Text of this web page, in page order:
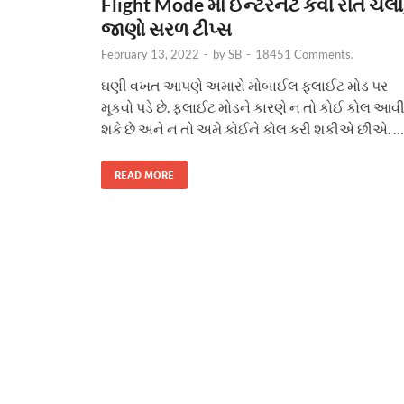
જાણો સરળ ટીપ્સ
February 13, 2022 - bySB - 18451 Comments.
ઘણી વખત આપણે અમારો મોબાઈલ ફ્લાઈટ મોડ પર
મૂકવો પડે છે. ફ્લાઈટ મોડને કારણે ન તો કોઈ કોલ આવી
શકે છે અને ન તો અમે કોઈને કોલ કરી શકીએ છીએ. …
READ MORE